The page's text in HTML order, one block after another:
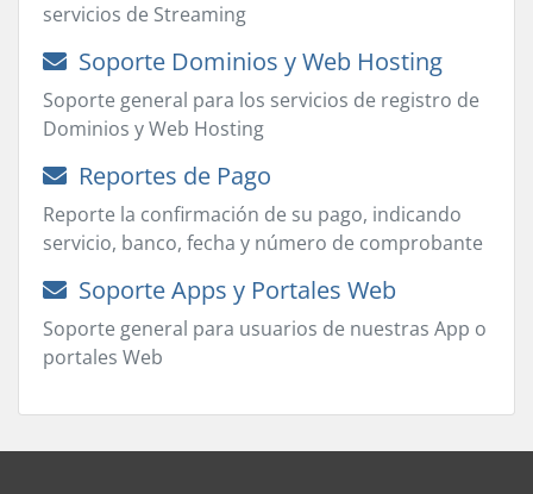
servicios de Streaming
Soporte Dominios y Web Hosting
Soporte general para los servicios de registro de
Dominios y Web Hosting
Reportes de Pago
Reporte la confirmación de su pago, indicando
servicio, banco, fecha y número de comprobante
Soporte Apps y Portales Web
Soporte general para usuarios de nuestras App o
portales Web